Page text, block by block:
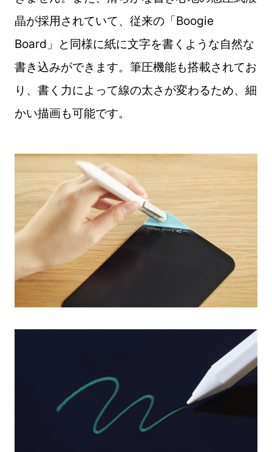
晶が採用されていて、従来の「Boogie
Board」と同様に紙に文字を書くような自然な
書き込みができます。筆圧機能も搭載されてお
り、書く力によって線の太さが変わるため、細
かい描画も可能です。